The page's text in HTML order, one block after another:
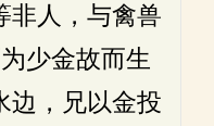
非人，与禽兽
少金故而生
边，兄以金投